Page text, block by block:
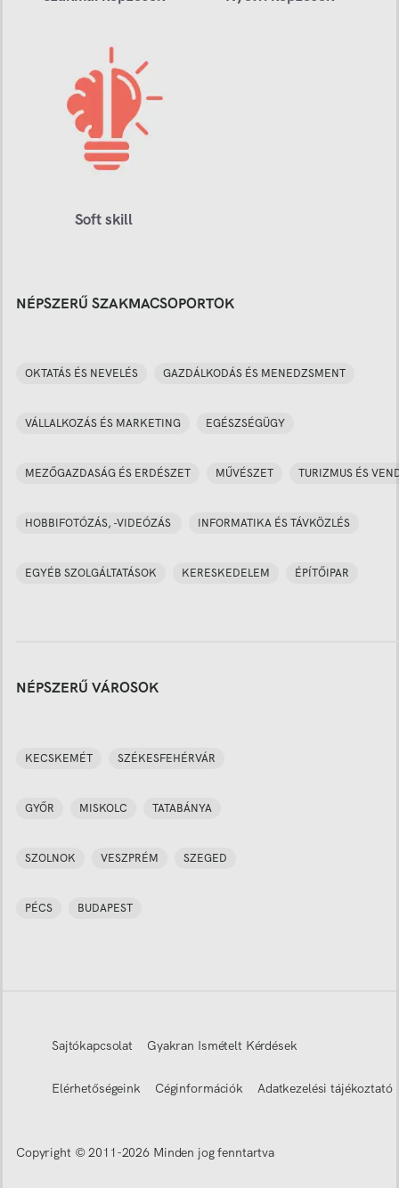
Soft skill
NÉPSZERŰ SZAKMACSOPORTOK
OKTATÁS ÉS NEVELÉS GAZDÁLKODÁS ÉS MENEDZSMENT
VÁLLALKOZÁS ÉS MARKETING EGÉSZSÉGÜGY
MEZŐGAZDASÁG ÉS ERDÉSZET MŰVÉSZET TURIZMUS ÉS
HOBBIFOTÓZÁS, -VIDEÓZÁS INFORMATIKA ÉS TÁVKÖZLÉS
EGYÉB SZOLGÁLTATÁSOK KERESKEDELEM ÉPÍTŐIPAR
NÉPSZERŰ VÁROSOK
KECSKEMÉT SZÉKESFEHÉRVÁR
GYŐR MISKOLC TATABÁNYA
SZOLNOK VESZPRÉM SZEGED
PÉCS BUDAPEST
Sajtókapcsolat Gyakran Ismételt Kérdések
Elérhetőségeink Céginformációk Adatkezelési tájékoztató
Copyright © 2011-2026 Minden jog fenntartva